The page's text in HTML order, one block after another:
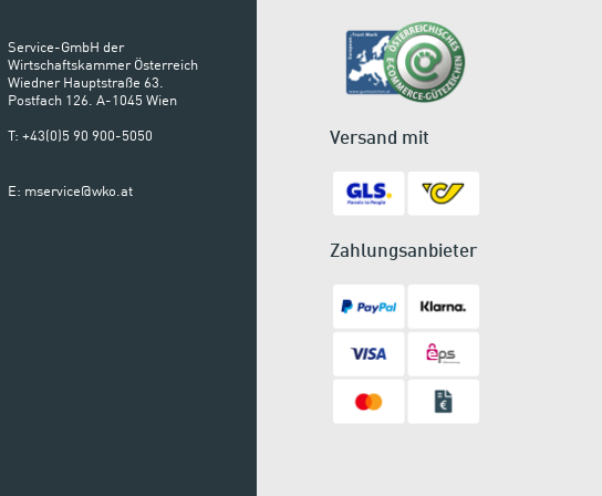
Service-GmbH der
Wirtschaftskammer Österreich
Wiedner Hauptstraße 63.
Postfach 126. A-1045 Wien
T: +43(0)5 90 900-5050
E: mservice@wko.at
Versand mit
Zahlungsanbieter